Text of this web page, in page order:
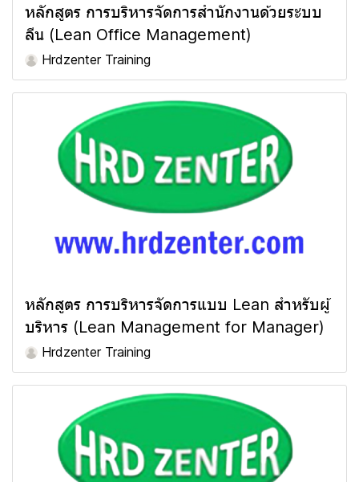
หลักสูตร การบริหารจัดการสำนักงานด้วยระบบ
ลีน (Lean Office Management)
Hrdzenter Training
หลักสูตร การบริหารจัดการแบบ Lean สำหรับผู้
บริหาร (Lean Management for Manager)
Hrdzenter Training